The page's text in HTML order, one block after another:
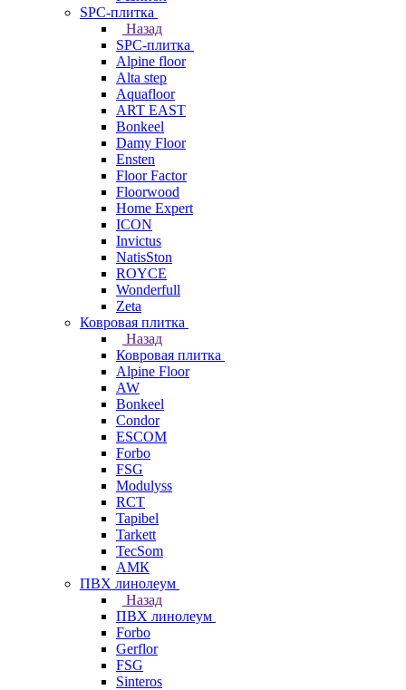
SPC-плитка
Назад
SPC-плитка
Alpine floor
Alta step
Aquafloor
ART EAST
Bonkeel
Damy Floor
Ensten
Floor Factor
Floorwood
Home Expert
ICON
Invictus
NatisSton
ROYCE
Wonderfull
Zeta
Ковровая плитка
Назад
Ковровая плитка
Alpine Floor
AW
Bonkeel
Condor
ESCOM
Forbo
FSG
Modulyss
RCT
Tapibel
Tarkett
TecSom
АМК
ПВХ линолеум
Назад
ПВХ линолеум
Forbo
Gerflor
FSG
Sinteros